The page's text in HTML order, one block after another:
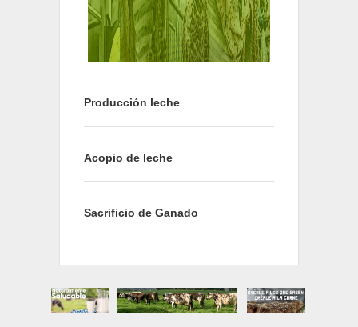
Producción leche
Acopio de leche
Sacrificio de Ganado